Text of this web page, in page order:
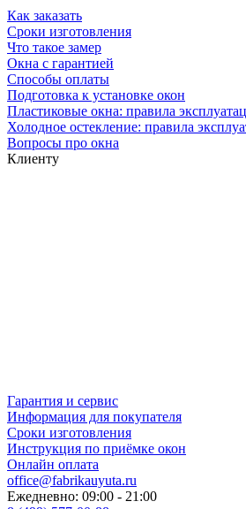
Как заказать
Сроки изготовления
Что такое замер
Окна с гарантией
Способы оплаты
Подготовка к установке окон
Пластиковые окна: правила
Холодное остекление: правила
Вопросы про окна
Клиенту
Гарантия и сервис
Информация для покупателя
Сроки изготовления
Инструкция по приёмке окон
Онлайн оплата
office@fabrikauyuta.ru
Ежедневно: 09:00 - 21:00